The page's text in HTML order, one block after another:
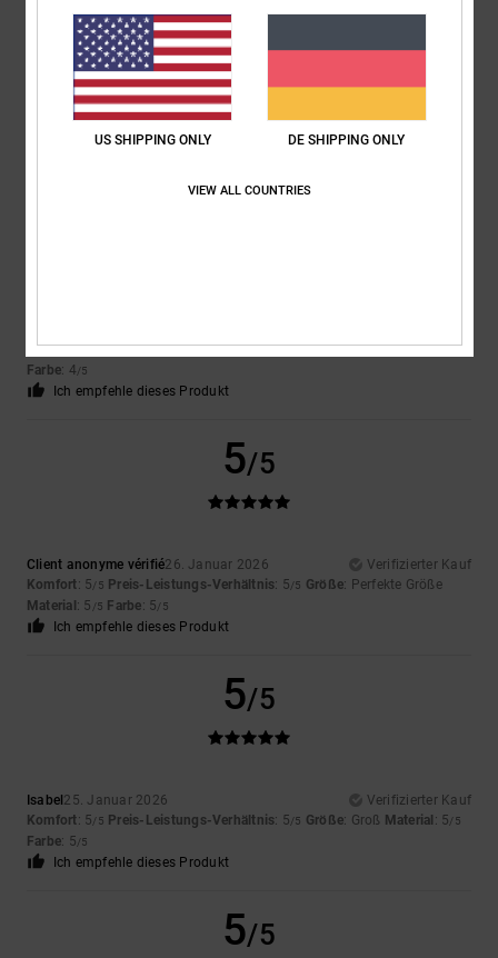
Genau das, was auf der Website gezeigt wurde.
Original anzeigen - Français
Komfort: 5/5 Preis-Leistungs-Verhältnis
: 5/5
Ich empfehle dieses Produkt
5/5
Komfort: 5/5 Preis-Leistungs-Verhältnis: 4/5 Größe: GroßMaterial: 4/5
Farbe: 4/5
Ich empfehle dieses Produkt
5/5
Client anonyme vérifié26. Januar 2026
Verifizierter Kauf
Komfort: 5/5 Preis-Leistungs-Verhältnis: 5/5 Größe: Perfekte Größe
Material : 5 /5 Farbe: 5/5
Ich empfehle dieses Produkt
5/5
Isabel 25. Januar 2026
Verifizierter Kauf
Komfort: 5/5 Preis-Leistungs-Verhältnis: 5/5 Größe: Groß Material : 5/5
Farbe: 5/5
Ich empfehle dieses Produkt
5/5
US SHIPPING ONLY DE SHIPPING ONLY
VIEW ALL COUNTRIES